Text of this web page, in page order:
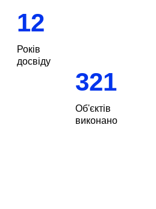
12
Років
досвіду
321
Об'єктів
виконано